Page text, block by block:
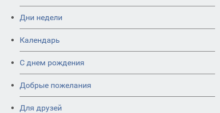
Дни недели
Календарь
C днем рождения
Добрые пожелания
Для друзей